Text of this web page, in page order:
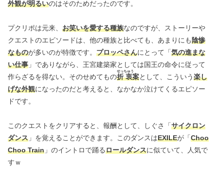
外観が明るいのはそのためだったのです。
プクリポは元来、 お笑いを愛する種族なのですが、ストーリーや
クエストのエピソードは、他の種族と比べても、あまりにも陰惨
なものが多いのが特徴です。 プロッペさんにとって「気の進まな
い仕事 」でありながら、王宮建築家としては国王の命令に従って
作らざるを得ない。そのせめてもの折
せっ
衷
ちゅう
案として、こういう楽し
げな外観になったのだと考えると、なかなか泣けてくるエピソー
ドです。
このクエストをクリアすると、報酬として、しぐさ「サイクロン
ダンス 」を覚えることができます。このダンスはEXILEが「Choo
Choo Train 」のイントロで踊るロールダンスに似ていて、人気で
すｗ